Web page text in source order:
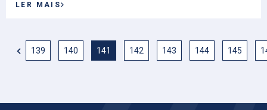
LER MAIS
139 140 141 142 143 144 145